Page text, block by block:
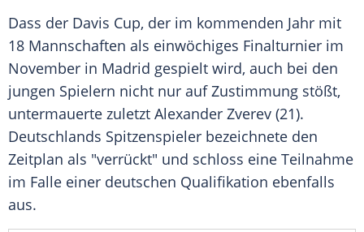
Dass der Davis Cup, der im kommenden Jahr mit
18 Mannschaften als einwöchiges Finalturnier im
November in Madrid gespielt wird, auch bei den
jungen Spielern nicht nur auf Zustimmung stößt,
untermauerte zuletzt Alexander Zverev (21).
Deutschlands Spitzenspieler bezeichnete den
Zeitplan als "verrückt" und schloss eine Teilnahme
im Falle einer deutschen Qualifikation ebenfalls
aus.